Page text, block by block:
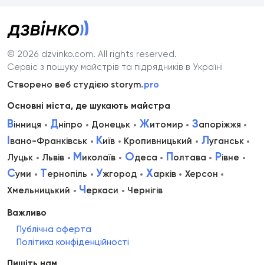
© 2026 dzvinko.com. All rights reserved.
Сервіс з пошуку майстрів та підрядників в Україні
Створено веб студією storym.pro
Основні міста, де шукають майстра
Вінниця Дніпро Донецьк Житомир Запоріжжя
Івано-Франківськ Київ Кропивницький Луганськ
Луцьк
Львів Миколаїв Одеса Полтава Рівне
Суми Тернопіль Ужгород Харків
Херсон
Хмельницький
Черкаси Чернігів
Важливо
Публічна оферта
Політика конфіденційності